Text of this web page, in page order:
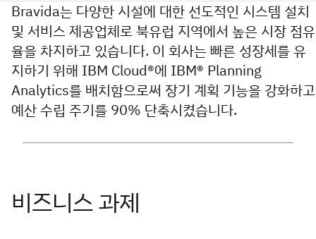
Bravida는 다양한 시설에 대한 선도적인 시스템 설치
및 서비스 제공업체로 북유럽 지역에서 높은 시장 점유
율을 차지하고 있습니다. 이 회사는 빠른 성장세를 유
지하기 위해 IBM Cloud®에 IBM® Planning
Analytics를 배치함으로써 장기 계획 기능을 강화하고
예산 수립 주기를 90% 단축시켰습니다.